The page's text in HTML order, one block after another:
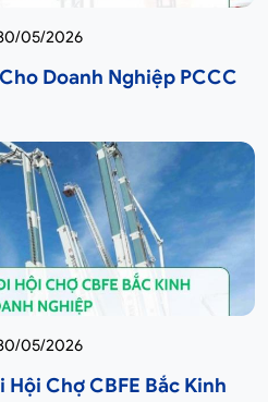
05/2026
Doanh Nghiệp PCCC
05/2026
Chợ CBFE Bắc Kinh